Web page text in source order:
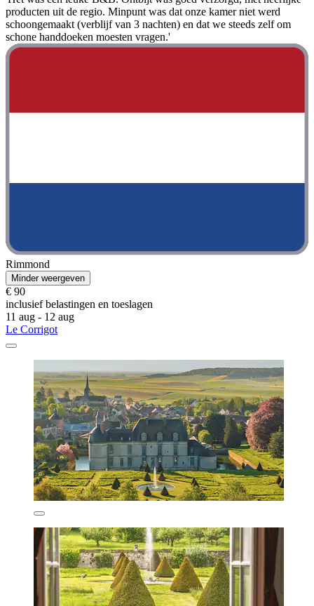
producten uit de regio. Minpunt was dat onze kamer niet werd
schoongemaakt (verblijf van 3 nachten) en dat we steeds zelf om
schone handdoeken moesten vragen.'
Rimmond
Minder weergeven
€ 90
inclusief belastingen en toeslagen
11 aug - 12 aug
Le Corrigot